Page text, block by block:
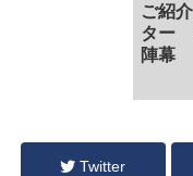
ご紹
ター
陣幕
Twitter